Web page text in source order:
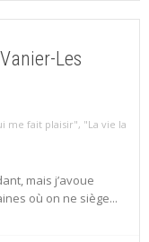
Les
me fait plaisir", "La vie la
mais j’avoue
où on ne siège...